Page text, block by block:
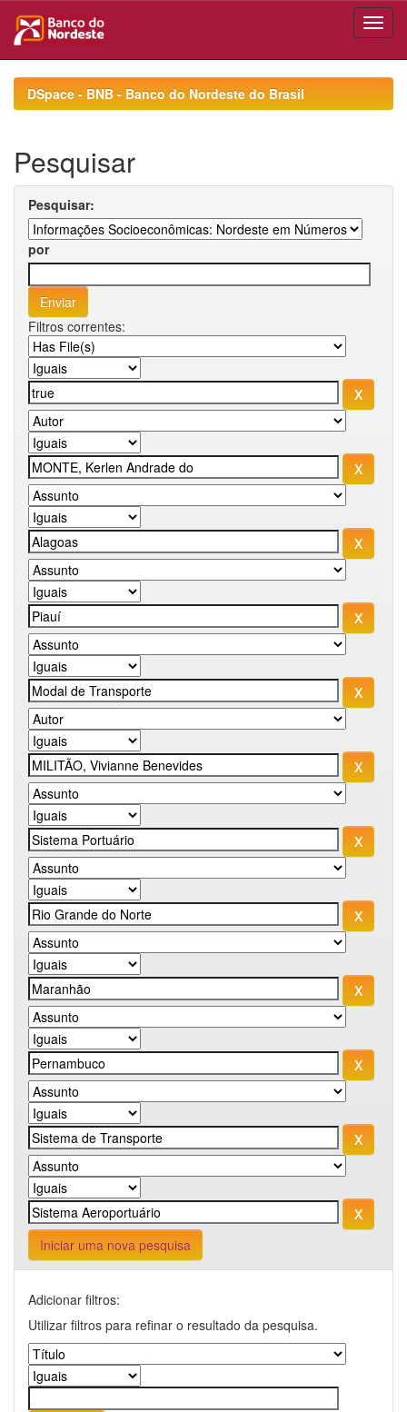
navigationDSpace - BNB - Banco do Nordeste do Brasil
Pesquisar
Pesquisar:
por
Filtros correntes:
Iniciar uma nova pesquisa
Adicionar filtros:
Utilizar filtros para refinar o resultado da pesquisa.